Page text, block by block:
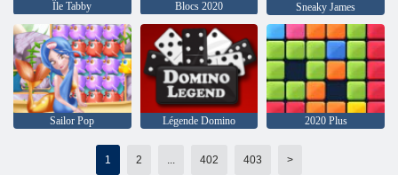
Île Tabby Blocs 2020 Sneaky James
Sailor Pop Légende Domino 2020 Plus
1 2 402 403 >